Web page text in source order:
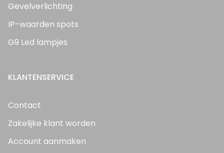
Gevelverlichting
IP-waarden spots
G9 Led lampjes
KLANTENSERVICE
Contact
Zakelijke klant worden
Account aanmaken